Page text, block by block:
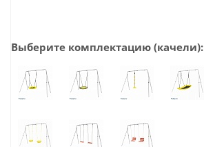
Выберите комплектацию (качели):